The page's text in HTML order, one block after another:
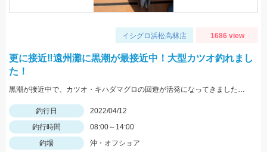
イシグロ浜松高林店 1686 view
更に接近‼遠州灘に黒潮が最接近中！大型カツオ釣れまし
た！
黒潮が接近中で、カツオ・キハダマグロの回遊が活発になってきました。今回のカツオの群れは大型中心で、５ｋｇ前後中心です。しっかりしたタックルを用意しましょう。
釣行日
2022/04/12
釣行時間
08:00～14:00
釣場
沖・オフショア